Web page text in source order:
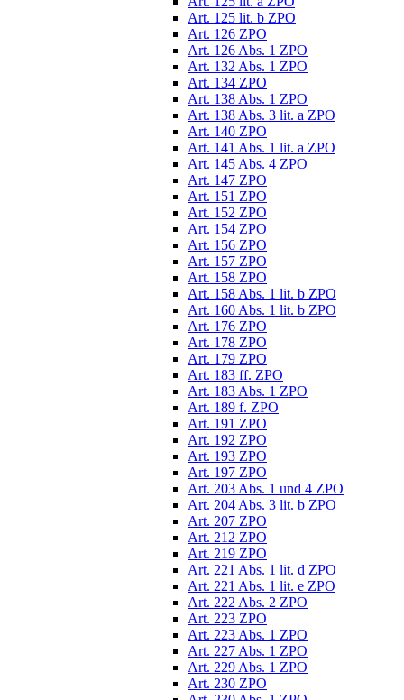
Art. 125 lit. b ZPO
Art. 126 ZPO
Art. 126 Abs. 1 ZPO
Art. 132 Abs. 1 ZPO
Art. 134 ZPO
Art. 138 Abs. 1 ZPO
Art. 138 Abs. 3 lit. a ZPO
Art. 140 ZPO
Art. 141 Abs. 1 lit. a ZPO
Art. 145 Abs. 4 ZPO
Art. 147 ZPO
Art. 151 ZPO
Art. 152 ZPO
Art. 154 ZPO
Art. 156 ZPO
Art. 157 ZPO
Art. 158 ZPO
Art. 158 Abs. 1 lit. b ZPO
Art. 160 Abs. 1 lit. b ZPO
Art. 176 ZPO
Art. 178 ZPO
Art. 179 ZPO
Art. 183 ff. ZPO
Art. 183 Abs. 1 ZPO
Art. 189 f. ZPO
Art. 191 ZPO
Art. 192 ZPO
Art. 193 ZPO
Art. 197 ZPO
Art. 203 Abs. 1 und 4 ZPO
Art. 204 Abs. 3 lit. b ZPO
Art. 207 ZPO
Art. 212 ZPO
Art. 219 ZPO
Art. 221 Abs. 1 lit. d ZPO
Art. 221 Abs. 1 lit. e ZPO
Art. 222 Abs. 2 ZPO
Art. 223 ZPO
Art. 223 Abs. 1 ZPO
Art. 227 Abs. 1 ZPO
Art. 229 Abs. 1 ZPO
Art. 230 ZPO